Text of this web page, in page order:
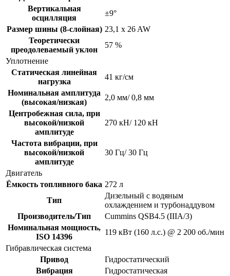
Вертикальная
осцилляция
±9°
Размер шины (8-слойная) 23,1 x 26 AW
Теоретически
преодолеваемый уклон
57 %
Уплотнение
Статическая линейная
нагрузка
41 кг/см
Номинальная амплитуда
(высокая/низкая)
2,0 мм/ 0,8 мм
Центробежная сила, при
высокой/низкой
амплитуде
270 кН/ 120 кН
Частота вибрации, при
высокой/низкой
амплитуде
30 Гц/ 30 Гц
Двигатель
Ёмкость топливного бака 272 л
Тип
Дизельный с водяным
охлаждением и турбонаддувом
Производитель/Тип
Cummins QSB4.5 (IIIA/3)
Номинальная мощность,
ISO 14396
119 кВт (160 л.с.) @ 2 200 об./мин
Гибравлическая система
Привод
Гидростатический
Вибрация
Гидростатическая